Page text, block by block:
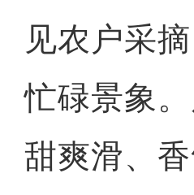
见农户采
忙碌景象
甜爽滑、